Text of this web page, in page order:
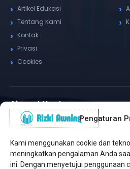
Pengaturan
Kami menggunakan cookie dan
meningkatkan pengalaman Anda
ini. Dengan menyetujui penggunaan
Artikel Edukasi
Tentang Kami
Kontak
Privasi
Cookies
Alamat Kantor
✆ WhatsApp / Telepon
Pusat Sukabumi
Sukamanis, Kadudampit,